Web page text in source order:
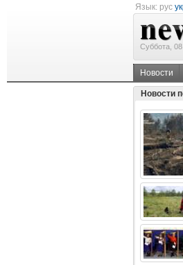
Язык: рус
Суббота, 08
Новости
Новости